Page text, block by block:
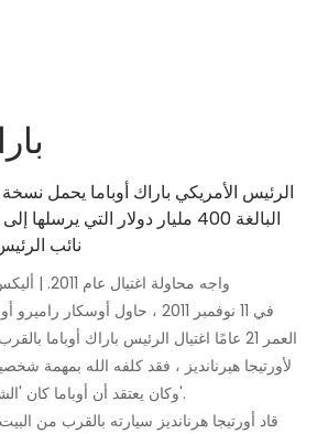
1.
واجه محاولة اغتيال عام 2011. | أليكس وونغ / جيتي إيماجيس
في 11 نوفمبر 2011 ، حاول أوسكار
العمر 21 عامًا اغتيال الرئيس باراك أوباما
لأورتيجا هيرنانديز ، فقد كلفه الله بمهمة
وكان يعتقد أن أوباما كان 'الشيطان' ويجب 'الاعتناء به'.
قاد أورتيجا هرنانديز سيارته بالقرب من